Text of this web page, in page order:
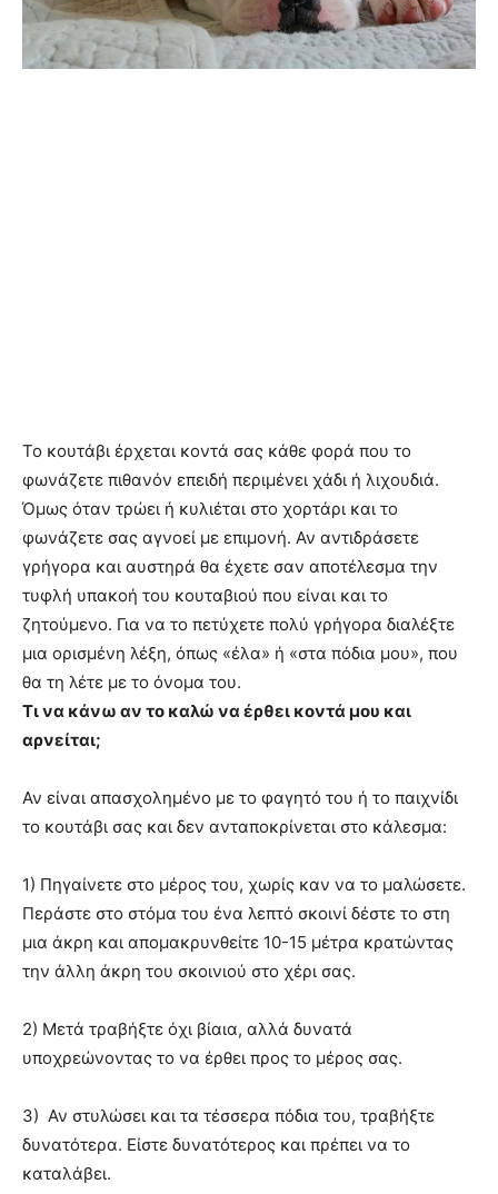
Το κουτάβι έρχεται κοντά σας κάθε φορά που το
φωνάζετε πιθανόν επειδή περιμένει χάδι ή λιχουδιά.
Όμως όταν τρώει ή κυλιέται στο χορτάρι και το
φωνάζετε σας αγνοεί με επιμονή. Αν αντιδράσετε
γρήγορα και αυστηρά θα έχετε σαν αποτέλεσμα την
τυφλή υπακοή του κουταβιού που είναι και το
ζητούμενο. Για να το πετύχετε πολύ γρήγορα διαλέξτε
μια ορισμένη λέξη, όπως «έλα» ή «στα πόδια μου», που
θα τη λέτε με το όνομα του.
Τι να κάνω αν το καλώ να έρθει κοντά μου και
αρνείται;
Αν είναι απασχολημένο με το φαγητό του ή το παιχνίδι
το κουτάβι σας και δεν ανταποκρίνεται στο κάλεσμα:
1) Πηγαίνετε στο μέρος του, χωρίς καν να το μαλώσετε.
Περάστε στο στόμα του ένα λεπτό σκοινί δέστε το στη
μια άκρη και απομακρυνθείτε 10-15 μέτρα κρατώντας
την άλλη άκρη του σκοινιού στο χέρι σας.
2) Μετά τραβήξτε όχι βίαια, αλλά δυνατά
υποχρεώνοντας το να έρθει προς το μέρος σας.
3) Αν στυλώσει και τα τέσσερα πόδια του, τραβήξτε
δυνατότερα. Είστε δυνατότερος και πρέπει να το
καταλάβει.